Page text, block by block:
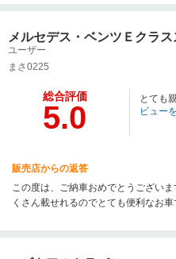
メルセデス・ベンツＥクラ
ユーザー
まさ0225
総合評価
5.0
とても
ビュー
販売店からの返答
この度は、ご納車おめでとうござい
くさん載せれるのでとても便利なお
ちしております。